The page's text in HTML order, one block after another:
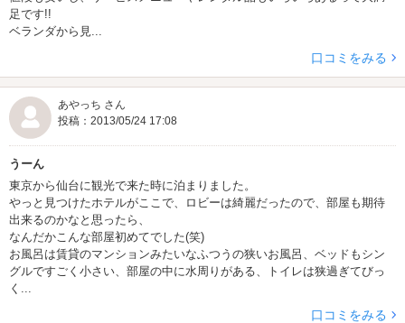
足です!!
ベランダから見...
口コミをみる
あやっち さん
投稿：2013/05/24 17:08
うーん
東京から仙台に観光で来た時に泊まりました。
やっと見つけたホテルがここで、ロビーは綺麗だったので、部屋も期待
出来るのかなと思ったら、
なんだかこんな部屋初めてでした(笑)
お風呂は賃貸のマンションみたいなふつうの狭いお風呂、ベッドもシン
グルですごく小さい、部屋の中に水周りがある、トイレは狭過ぎてびっ
く...
口コミをみる